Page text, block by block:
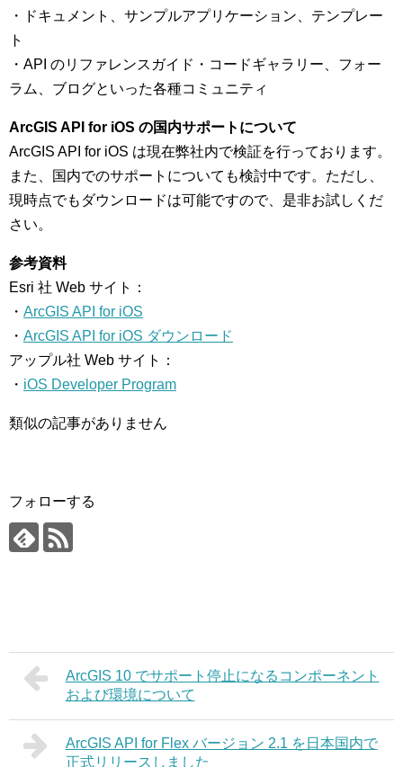
・ドキュメント、サンプルアプリケーション、テンプレー
ト
・API のリファレンスガイド・コードギャラリー、フォー
ラム、ブログといった各種コミュニティ
ArcGIS API for iOS の国内サポートについて
ArcGIS API for iOS は現在弊社内で検証を行っております。
また、国内でのサポートについても検討中です。ただし、
現時点でもダウンロードは可能ですので、是非お試しくだ
さい。
参考資料
Esri 社 Web サイト：
・ ArcGIS API for iOS
・ ArcGIS API for iOS ダウンロード
アップル社 Web サイト：
・ iOS Developer Program
類似の記事がありません
フォローする
ArcGIS 10 でサポート停止になるコンポーネント
および環境について
ArcGIS API for Flex バージョン 2.1 を日本国内で
正式リリースしました